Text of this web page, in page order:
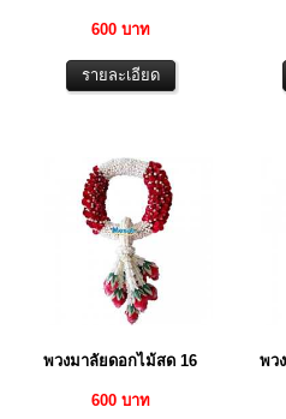
600 บาท
พวงมาลัยดอกไม้สด 16
600 บาท
พว